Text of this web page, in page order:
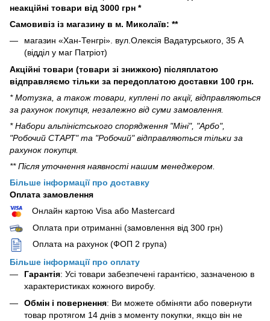
неакційні товари від 3000 грн *
Самовивіз із магазину в м. Миколаїв: **
магазин «Хан-Тенгрі». вул.Олексія Вадатурського, 35 А
(відділ у маг Патріот)
Акційні товари (товари зі знижкою) післяплатою
відправляємо тільки за передоплатою доставки 100 грн.
* Мотузка, а також товари, куплені по акції, відправляються
за рахунок покупця, незалежно від суми замовлення.
* Набори альпіністського спорядження "Міні", "Арбо",
"Робочий СТАРТ" та "Робочий" відправляються тільки за
рахунок покупця.
** Після уточнення наявності нашим менеджером.
Більше інформації про доставку
Оплата замовлення
Онлайн картою Visa або Mastercard
Оплата при отриманні (замовлення від 300 грн)
Оплата на рахунок (ФОП 2 група)
Більше інформації про оплату
Гарантія: Усі товари забезпечені гарантією, зазначеною в
характеристиках кожного виробу.
Обмін і повернення: Ви можете обміняти або повернути
товар протягом 14 днів з моменту покупки, якщо він не